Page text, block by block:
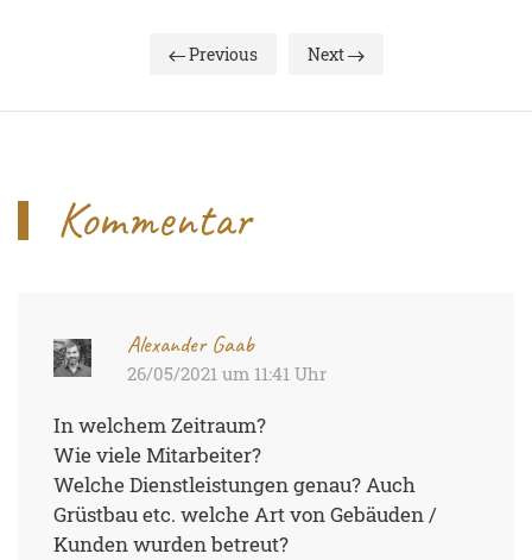
Previous Next
Kommentar
Alexander Gaab
26/05/2021 um 11:41 Uhr
In welchem Zeitraum?
Wie viele Mitarbeiter?
Welche Dienstleistungen genau? Auch
Grüstbau etc. welche Art von Gebäuden /
Kunden wurden betreut?